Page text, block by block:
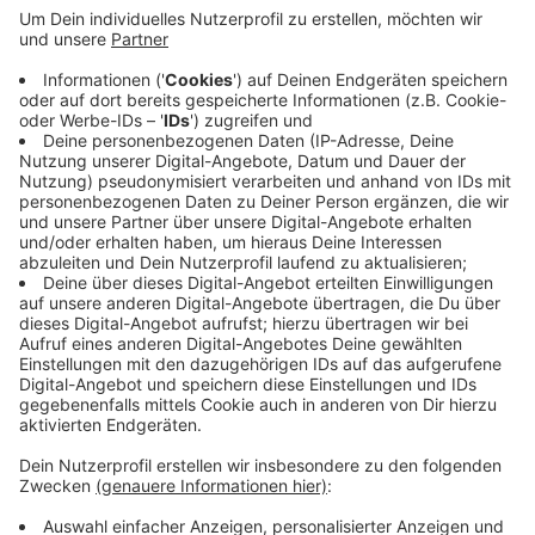
Projekt. Wenn das Gelände bebaut werden, werde
zerstört, sagt die Initiative. Außerdem seien die
Kosten schöngerechnet, es gebe auch keinen
Grund, auf der grünen Wiese zu bauen, so lange es
in der Stadt viele Brachflächen gibt. Die Fraktionen
im Stadtrat sollten das Vorhaben ablehnen, heißt
es in einem offenen Brief der Initiative.
Veröffentlicht:Donnerstag, 06.06.2024 15:07
Anzeige
Anzeige